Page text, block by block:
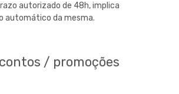
autorizado de 48h, implica
automático da mesma.
/ promoções